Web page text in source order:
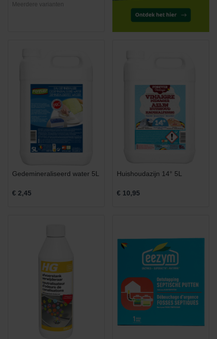
Meerdere varianten
Gedemineraliseerd water 5L
€ 2,45
Huishoudazijn 14° 5L
€ 10,95